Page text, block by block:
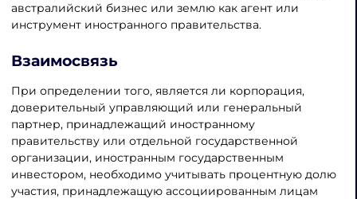
австралийский бизнес или землю как агент или
инструмент иностранного правительства.
Взаимосвязь
При определении того, является ли корпорация,
доверительный управляющий или генеральный
партнер, принадлежащий иностранному
правительству или отдельной государственной
организации, иностранным государственным
инвестором, необходимо учитывать процентную долю
участия, принадлежащую ассоциированным лицам